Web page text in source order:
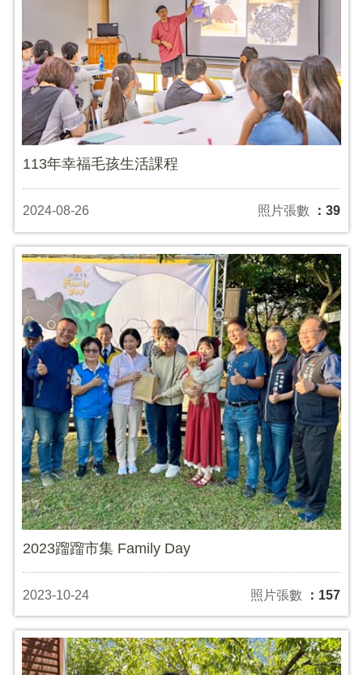
113年幸福毛孩生活課程
2024-08-26 照片張數 ：39
2023蹓蹓市集 Family Day
2023-10-24 照片張數 ：157